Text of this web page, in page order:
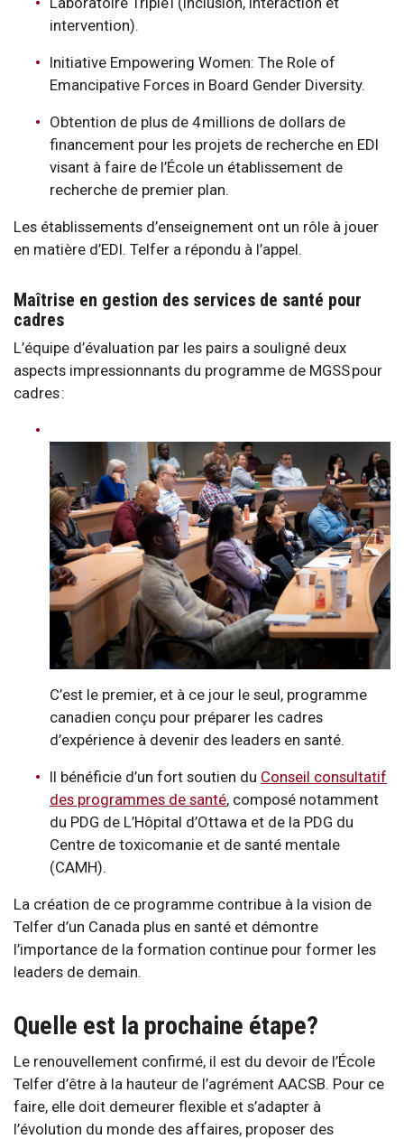
intervention).
Initiative Empowering Women: The Role of
Emancipative Forces in Board Gender Diversity.
Obtention de plus de 4 millions de dollars de
financement pour les projets de recherche en EDI
visant à faire de l’École un établissement de
recherche de premier plan.
Les établissements d’enseignement ont un rôle à jouer
en matière d’EDI. Telfer a répondu à l’appel.
Maîtrise en gestion des services de santé pour
cadres
L’équipe d’évaluation par les pairs a souligné deux
aspects impressionnants du programme de MGSS pour
cadres :
C’est le premier, et à ce jour le seul, programme
canadien conçu pour préparer les cadres
d’expérience à devenir des leaders en santé.
Il bénéficie d’un fort soutien du Conseil consultatif
des programmes de santé, composé notamment
du PDG de L’Hôpital d’Ottawa et de la PDG du
Centre de toxicomanie et de santé mentale
(CAMH).
La création de ce programme contribue à la vision de
Telfer d’un Canada plus en santé et démontre
l’importance de la formation continue pour former les
leaders de demain.
Quelle est la prochaine étape?
Le renouvellement confirmé, il est du devoir de l’École
Telfer d’être à la hauteur de l’agrément AACSB. Pour ce
faire, elle doit demeurer flexible et s’adapter à
l’évolution du monde des affaires, proposer des